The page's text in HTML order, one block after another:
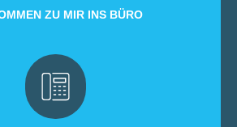
ZU MIR INS BÜRO